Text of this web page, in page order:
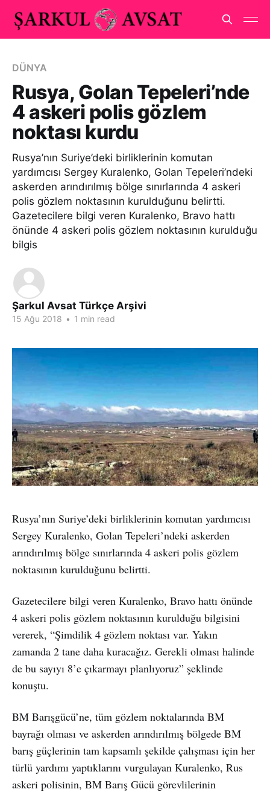
DÜNYA
Rusya, Golan Tepeleri’nde
4 askeri polis gözlem
noktası kurdu
Rusya’nın Suriye’deki birliklerinin komutan
yardımcısı Sergey Kuralenko, Golan Tepeleri’ndeki
askerden arındırılmış bölge sınırlarında 4 askeri
polis gözlem noktasının kurulduğunu belirtti.
Gazetecilere bilgi veren Kuralenko, Bravo hattı
önünde 4 askeri polis gözlem noktasının kurulduğu
bilgis
Şarkul Avsat Türkçe Arşivi
15 Ağu 2018 • 1 min read
Rusya’nın Suriye’deki birliklerinin komutan yardımcısı
Sergey Kuralenko, Golan Tepeleri’ndeki askerden
arındırılmış bölge sınırlarında 4 askeri polis gözlem
noktasının kurulduğunu belirtti.
Gazetecilere bilgi veren Kuralenko, Bravo hattı önünde
4 askeri polis gözlem noktasının kurulduğu bilgisini
vererek, “Şimdilik 4 gözlem noktası var. Yakın
zamanda 2 tane daha kuracağız. Gerekli olması halinde
de bu sayıyı 8’e çıkarmayı planlıyoruz” şeklinde
konuştu.
BM Barışgücü’ne, tüm gözlem noktalarında BM
bayrağı olması ve askerden arındırılmış bölgede BM
barış güçlerinin tam kapsamlı şekilde çalışması için her
türlü yardımı yaptıklarını vurgulayan Kuralenko, Rus
askeri polisinin, BM Barış Gücü görevlilerinin